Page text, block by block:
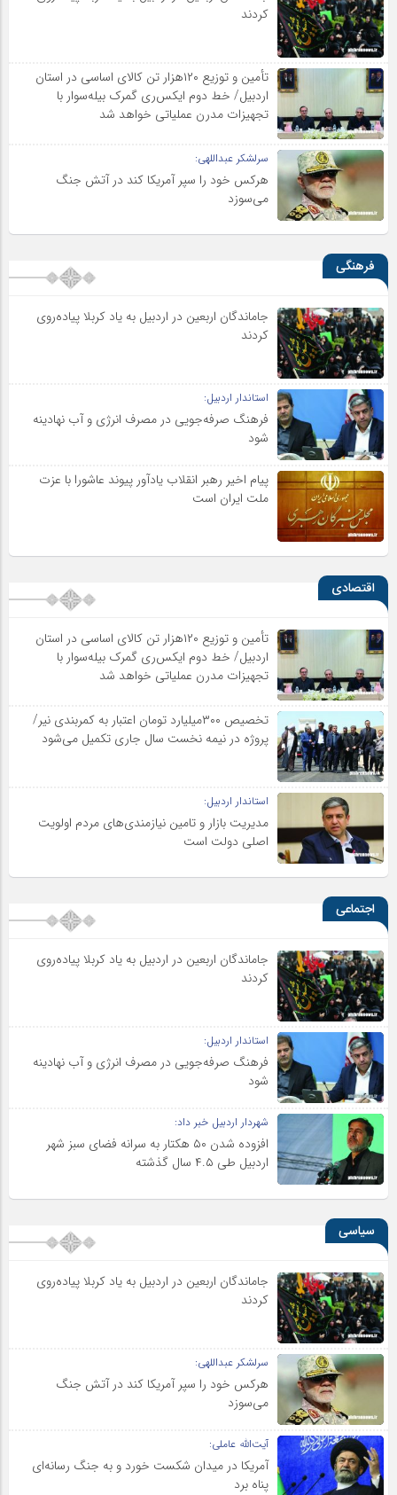
کردند
تأمین و توزیع ۱۲۰هزار تن کالای اساسی در استان
اردبیل/ خط دوم ایکس‌ری گمرک بیله‌سوار با
تجهیزات مدرن عملیاتی خواهد شد
سرلشکر عبداللهی:
هرکس خود را سپر آمریکا کند در آتش جنگ
می‌سوزد
فرهنگی
جاماندگان اربعین در اردبیل به یاد کربلا پیاده‌روی
کردند
استاندار اردبیل:
فرهنگ صرفه‌جویی در مصرف انرژی و آب نهادینه
شود
پیام اخیر رهبر انقلاب یادآور پیوند عاشورا با عزت
ملت ایران است
اقتصادی
تأمین و توزیع ۱۲۰هزار تن کالای اساسی در استان
اردبیل/ خط دوم ایکس‌ری گمرک بیله‌سوار با
تجهیزات مدرن عملیاتی خواهد شد
تخصیص ۳۰۰میلیارد تومان اعتبار به کمربندی نیر/
پروژه در نیمه نخست سال جاری تکمیل می‌شود
استاندار اردبیل:
مدیریت بازار و تامین نیازمندی‌های مردم اولویت‌
اصلی دولت است
اجتماعی
جاماندگان اربعین در اردبیل به یاد کربلا پیاده‌روی
کردند
استاندار اردبیل:
فرهنگ صرفه‌جویی در مصرف انرژی و آب نهادینه
شود
شهردار اردبیل خبر داد:
افزوده شدن ۵۰ هکتار به سرانه فضای سبز شهر
اردبیل طی ۴.۵ سال گذشته
سیاسی
جاماندگان اربعین در اردبیل به یاد کربلا پیاده‌روی
کردند
سرلشکر عبداللهی:
هرکس خود را سپر آمریکا کند در آتش جنگ
می‌سوزد
آیت‌الله عاملی:
آمریکا در میدان شکست خورد و به جنگ رسانه‌ای
پناه برد